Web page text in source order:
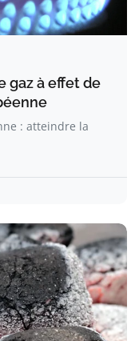
gaz à effet de
: atteindre la